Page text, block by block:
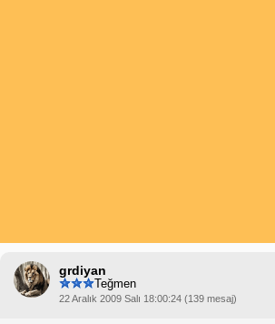
grdiyan
Teğmen
22 Aralık 2009 Salı 18:00:24 (139 mesaj)